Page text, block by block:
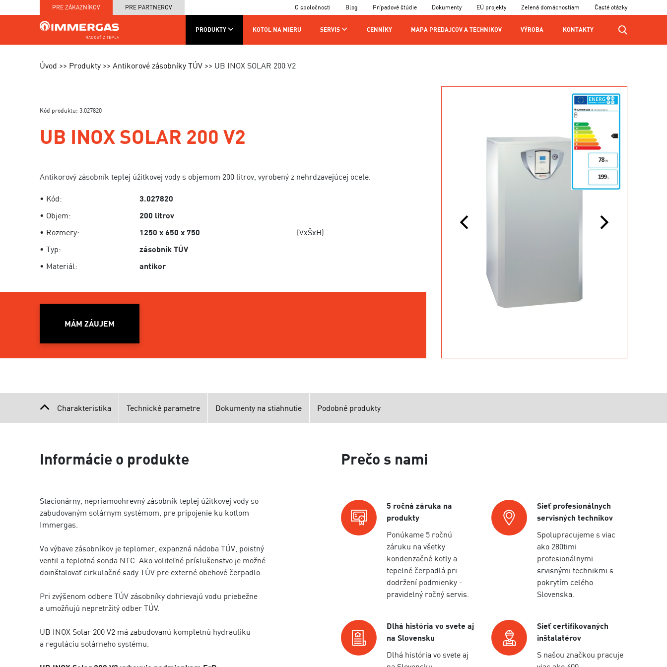
PRE ZÁKAZNÍKOV PRE PARTNEROV O spoločnosti Blog Prípadové štúdie Dokumenty EÚ projekty Zelená domácnostiam Časté otázky
PRODUKTY KOTOL NA MIERU SERVIS CENNÍKY MAPA PREDAJCOV A TECHNIKOV VÝROBA KONTAKTY
MIERU
A TECHNIKOV
Úvod Produkty Antikorové zásobníky TÚV UB INOX SOLAR 200 V2
Kód produktu: 3.027820
UB INOX SOLAR 200 V2
Antikorový zásobník teplej úžitkovej vody s objemom 200 litrov, vyrobený z nehrdzavejúcej ocele.
• Kód:
3.027820
• Objem:
200 litrov
• Rozmery:
1250 x 650 x 750
(VxŠxH)
• Typ:
zásobník TÚV
• Materiál:
antikor
MÁM ZÁUJEM
Charakteristika Technické parametre Dokumenty na stiahnutie Podobné produkty
Informácie o produkte
Stacionárny, nepriamoohrevný zásobník teplej úžitkovej vody so
zabudovaným solárnym systémom, pre pripojenie ku kotlom
Immergas.
Vo výbave zásobníkov je teplomer, expanzná nádoba TÚV, poistný
ventil a teplotná sonda NTC. Ako voliteľné príslušenstvo je možné
doinštalovať cirkulačné sady TÚV pre externé obehové čerpadlo.
Pri zvýšenom odbere TÚV zásobníky dohrievajú vodu priebežne
a umožňujú nepretržitý odber TÚV.
UB INOX Solar 200 V2 má zabudovanú kompletnú hydrauliku
a reguláciu solárneho systému.
Prečo s nami
5 ročná záruka na
produkty
Ponúkame 5 ročnú
záruku na všetky
kondenzačné kotly a
tepelné čerpadlá pri
dodržení podmienky -
pravidelný ročný servis.
Sieť profesionálnych
servisných technikov
Spolupracujeme s viac
ako 280timi
profesionálnymi
srvisnými technikmi s
pokrytím celého
Slovenska.
Dlhá história vo svete aj
na Slovensku
Dlhá história vo svete aj
Sieť certifikovaných
inštalatérov
S našou značkou pracuje